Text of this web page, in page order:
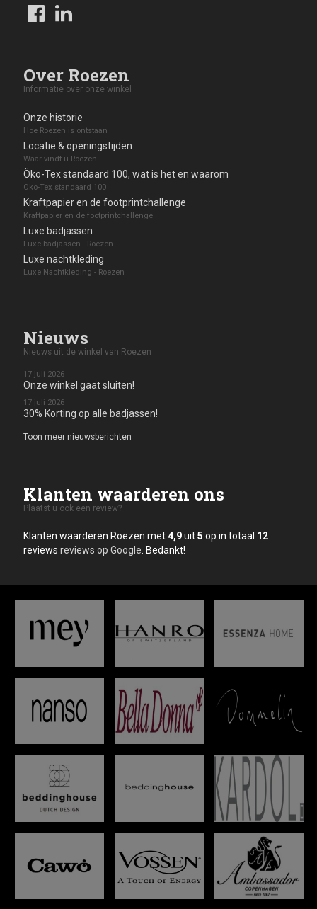
Over Roezen
Informatie over onze winkel
Onze historie
Hoe Roezen is ontstaan
Locatie & openingstijden
Waar vindt u Roezen
Öko-Tex standaard 100, wat is het en waarom
Öko-Tex standaard 100
Kraftpapier en de footprintchallenge
Kraftpapier en de footprintchallenge
Luxe badjassen
Luxe badjassen - Roezen
Luxe nachtkleding
Luxe Nachtkleding - Roezen
Nieuws
Nieuws uit de winkel van Roezen
17 juli 2026
Onze winkel gaat sluiten!
17 juli 2026
30% Korting op alle badjassen!
Toon meer nieuwsberichten
Klanten waarderen ons
Plaatst u ook een review?
Klanten waarderen Roezen met4,9uit5 op in totaal 12
reviews reviews op Google . Bedankt!